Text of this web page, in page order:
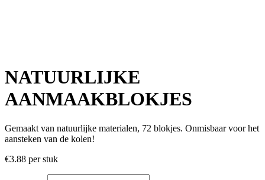
NATUURLIJKE
AANMAAKBLOKJES
Gemaakt van natuurlijke materialen, 72 blokjes. Onmisbaar voor het
aansteken van de kolen!
€3.88 per stuk